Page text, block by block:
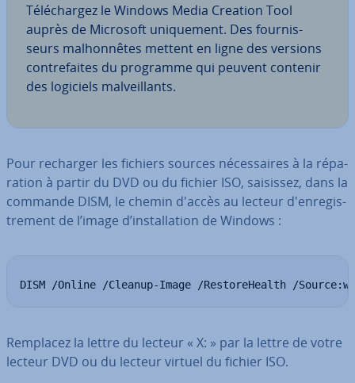
Té­lé­char­gez le Windows Media Creation Tool
auprès de Microsoft uni­que­ment. Des four­nis­
seurs mal­hon­nêtes mettent en ligne des versions
con­tre­faites du programme qui peuvent contenir
des logiciels mal­veil­lants.
Pour recharger les fichiers sources né­ces­saires à la ré­pa­
ra­tion à partir du DVD ou du fichier ISO, saisissez, dans la
commande DISM, le chemin d'accès au lecteur d'en­re­gis­
tre­ment de l’image d’ins­tal­la­tion de Windows :
DISM /Online /Cleanup-Image /RestoreHealth /
Remplacez la lettre du lecteur « X: » par la lettre de votre
lecteur DVD ou du lecteur virtuel du fichier ISO.